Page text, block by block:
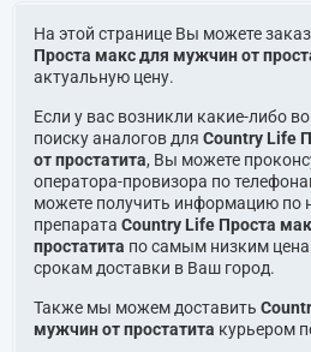
На этой странице Вы можете
Проста макс для мужчин от
актуальную цену.
Если у вас возникли какие-либо
поиску аналогов для Country Life
от простатита, Вы можете
оператора-провизора по
можете получить информацию по
препарата Country Life Проста
простатита по самым низким
срокам доставки в Ваш город.
Также мы можем доставить
мужчин от простатита курьером